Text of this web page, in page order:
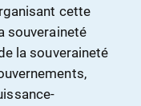
cette
souveraineté
la souveraineté